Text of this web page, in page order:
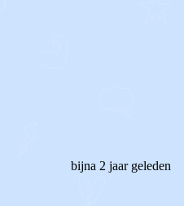
bijna 2 jaar geleden